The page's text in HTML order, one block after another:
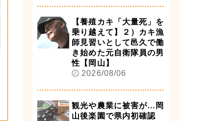
【養殖カキ「大量死」を
乗り越えて】２）カキ漁
師見習いとして邑久で働
き始めた元自衛隊員の男
性【岡山】
2026/08/06
観光や農業に被害が…岡
山後楽園で県内初確認